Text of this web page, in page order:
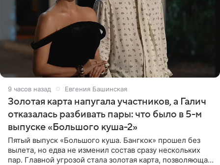
9 часов назад Евгения Башинская
Золотая карта напугала участников, а Галич
отказалась разбивать пары: что было в 5-м
выпуске «Большого куша-2»
Пятый выпуск «Большого куша. Бангкок» прошел без
вылета, но едва не изменил состав сразу нескольких
пар. Главной угрозой стала золотая карта, позволяющая